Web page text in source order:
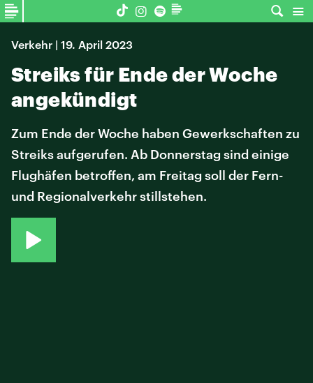
Verkehr | 19. April 2023
Streiks für Ende der Woche
angekündigt
Zum Ende der Woche haben Gewerkschaften zu
Streiks aufgerufen. Ab Donnerstag sind einige
Flughäfen betroffen, am Freitag soll der Fern-
und Regionalverkehr stillstehen.